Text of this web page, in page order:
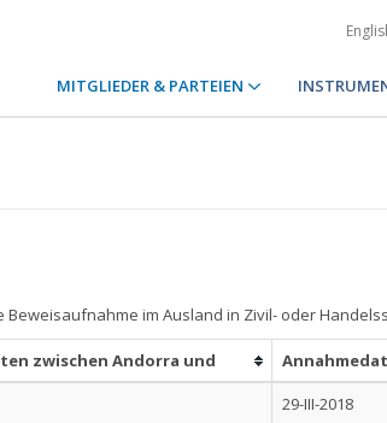
MITGLIEDER & PARTEIEN
Beweisaufnahme im Ausland in Zivil- oder
zwischen Andorra und
29-III-2018